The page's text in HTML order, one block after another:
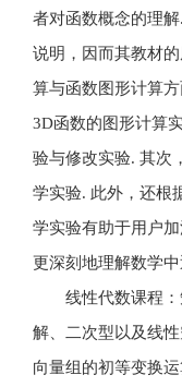
者对函数概念的理
说明，因而其教材
算与函数图形计算
3D函数的图形计算
验与修改实验. 其次
学实验. 此外，还根
学实验有助于用户
更深刻地理解数学
线性代数课程
解、二次型以及线
向量组的初等变换